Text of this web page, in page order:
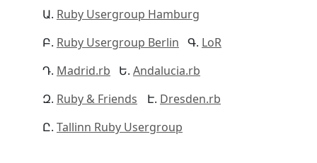
Ruby Usergroup Hamburg
Ruby Usergroup Berlin
LoR
Madrid.rb
Andalucia.rb
Ruby & Friends
Dresden.rb
Tallinn Ruby Usergroup